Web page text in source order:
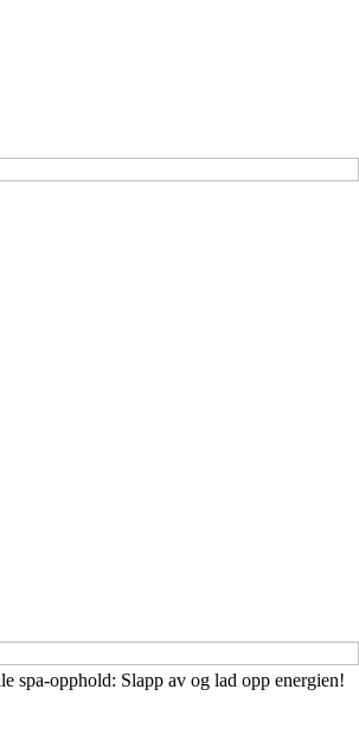
spa-opphold: Slapp av og lad opp energien!